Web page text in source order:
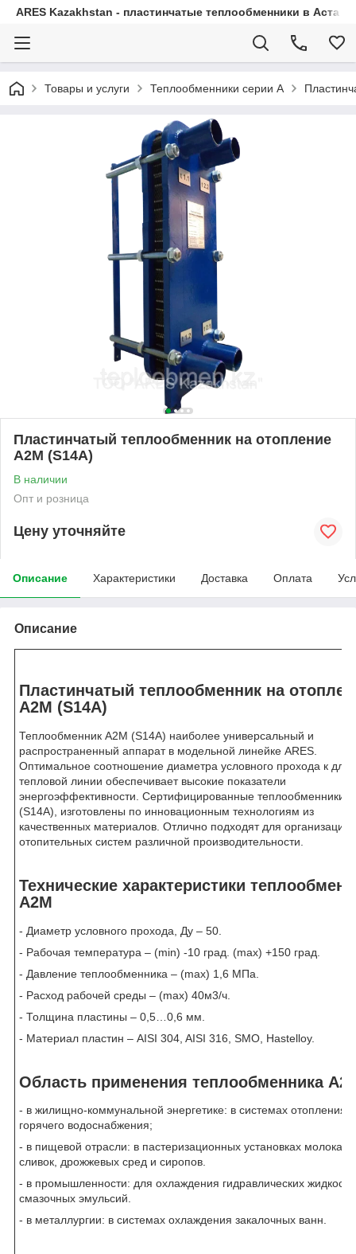
ARES Kazakhstan - пластинчатые теплообменники в Астане
Товары и услуги Теплообменники серии А
Пластинчатый теплообменник на отопление
А2М (S14A)
В наличии
Опт и розница
Цену уточняйте
Описание Характеристики Доставка Оплата
Описание
Пластинчатый теплообменник на
А2М (S14А)
Теплообменник А2М (S14A) наиболее универсальный и
распространенный аппарат в модельной линейке ARES.
Оптимальное соотношение диаметра условного прохода к
тепловой линии обеспечивает высокие показатели
энергоэффективности. Сертифицированные теплообменники
(S14A), изготовлены по инновационным технологиям из
качественных материалов. Отлично подходят для организации
отопительных систем различной производительности.
Технические характеристики
А2М
- Диаметр условного прохода, Ду – 50.
- Рабочая температура – (min) -10 град. (mах) +150 град.
- Давление теплообменника – (mах) 1,6 МПа.
- Расход рабочей среды – (mах) 40м3/ч.
- Толщина пластины – 0,5…0,6 мм.
- Материал пластин – AISI 304, AISI 316, SMO, Hastelloy.
Область применения теплообменника
- в жилищно-коммунальной энергетике: в системах отопления и
горячего водоснабжения;
- в пищевой отрасли: в пастеризационных установках молока,
сливок, дрожжевых сред и сиропов.
- в промышленности: для охлаждения гидравлических
смазочных эмульсий.
- в металлургии: в системах охлаждения закалочных ванн.